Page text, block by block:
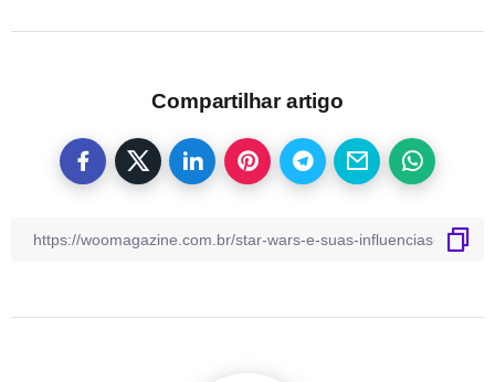
Compartilhar artigo